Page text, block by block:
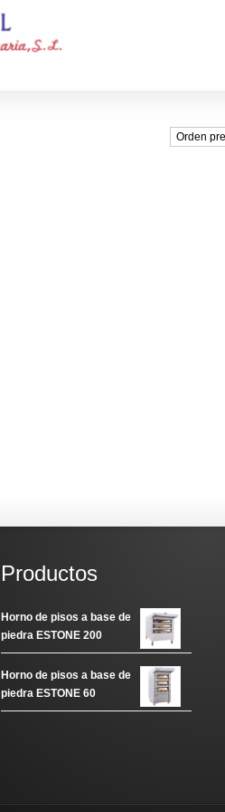
Productos
Horno de pisos a base de
piedra ESTONE 200
Horno de pisos a base de
piedra ESTONE 60